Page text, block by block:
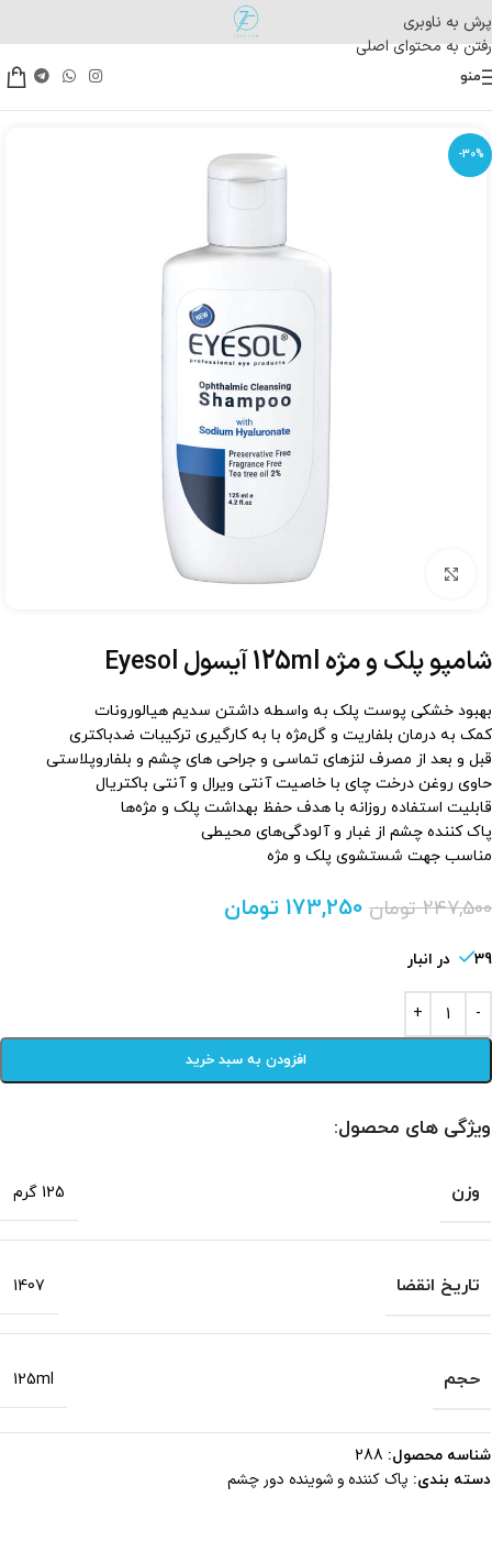
پرش به ناوبری
رفتن به محتوای اصلی
منو
-30%
برای بزرگنمایی کلیک کنید
شامپو پلک و مژه 125ml آیسول Eyesol
بهبود خشکی پوست پلک به واسطه داشتن سدیم هیالورونات
کمک به درمان بلفاریت و گل‌مژه با به کارگیری ترکیبات ضدباکتری
قبل و بعد از مصرف لنزهای تماسی و جراحی های چشم و بلفاروپلاستی
حاوی روغن درخت چای با خاصیت آنتی ویرال و آنتی باکتریال
قابلیت استفاده روزانه با هدف حفظ بهداشت پلک و مژه‌ها
پاک کننده چشم از غبار و آلودگی‌های محیطی
مناسب جهت شستشوی پلک و مژه
247,500 تومان 173,250 تومان
39 در انبار
افزودن به سبد خرید
ویژگی های محصول:
وزن 125 گرم
تاریخ انقضا 1407
حجم 125ml
شناسه محصول: 288
دسته بندی: پاک کننده و شوینده دور چشم